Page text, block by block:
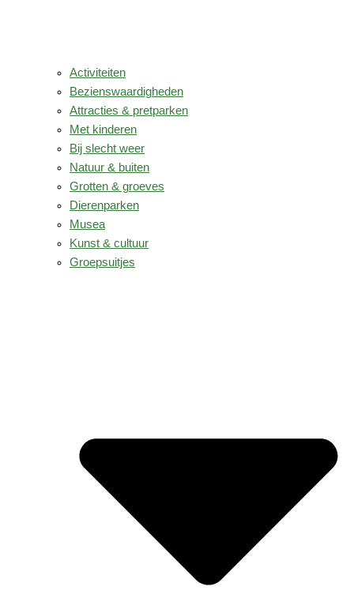
Activiteiten
Bezienswaardigheden
Attracties & pretparken
Met kinderen
Bij slecht weer
Natuur & buiten
Grotten & groeves
Dierenparken
Musea
Kunst & cultuur
Groepsuitjes